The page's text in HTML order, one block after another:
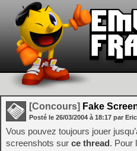
[Concours] Fake
Posté le 26/03/2004 à 18:17 par
Vous pouvez toujours jouer
screenshots sur ce thread. Pour